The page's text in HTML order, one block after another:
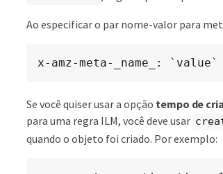
Ao especificar o par nome-valor para
x-amz-meta-_name_: `value`
Se você quiser usar a opção tempo de
para uma regra ILM, você deve usar
quando o objeto foi criado. Por exemplo: